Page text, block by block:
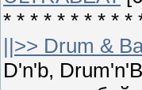
* * * * * * * * * *
||>> Drum &
D'n'b,